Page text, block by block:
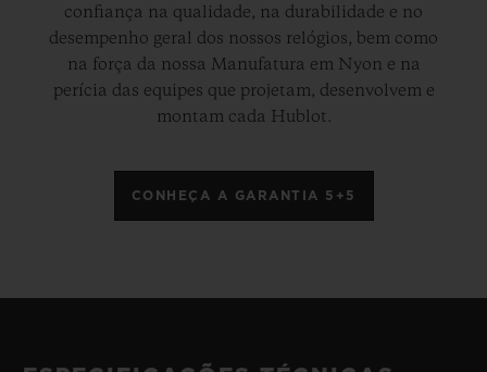
confiança na qualidade, na durabilidade e no
desempenho geral dos nossos relógios, bem como
na força da nossa Manufatura em Nyon e na
perícia das equipes que projetam, desenvolvem e
montam cada Hublot.
CONHEÇA A GARANTIA 5+5